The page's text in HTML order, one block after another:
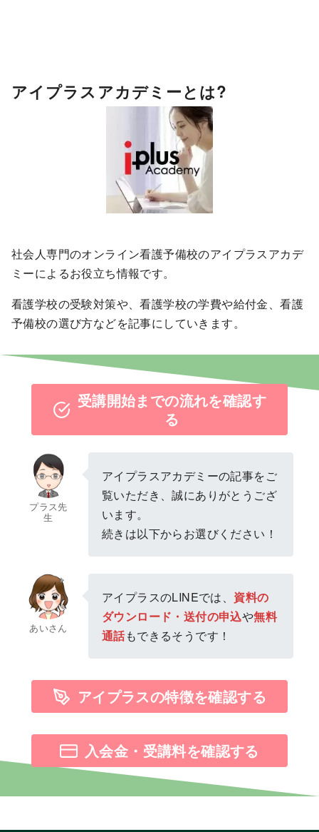
アイプラスアカデミーとは?
社会人専門のオンライン看護予備校のアイプラスアカデ
ミーによるお役立ち情報です。
看護学校の受験対策や、看護学校の学費や給付金、看護
予備校の選び方などを記事にしていきます。
受講開始までの流れを確認す
る
プラス先
生
アイプラスアカデミーの記事をご
覧いただき、誠にありがとうござ
います。
続きは以下からお選びください！
あいさん
アイプラスのLINEでは、 資料の
ダウンロード・送付の申込や無料
通話もできるそうです！
アイプラスの特徴を確認する
入会金・受講料を確認する